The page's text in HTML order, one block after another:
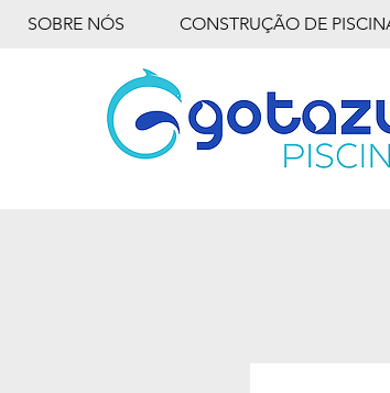
SOBRE NÓS CONSTRUÇÃO DE